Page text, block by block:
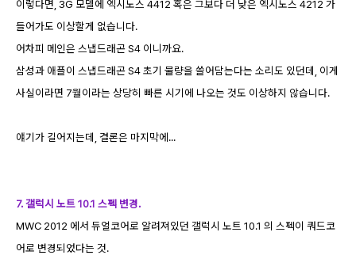
이렇다면, 3G 모델에 엑시노스 4412 혹은 그보다 더 낮은 엑시노스 4212 가
들어가도 이상할게 없습니다.
어차피 메인은 스냅드래곤 S4 이니까요.
삼성과 애플이 스냅드래곤 S4 초기 물량을 쓸어담는다는 소리도 있던데, 이게
사실이라면 7월이라는 상당히 빠른 시기에 나오는 것도 이상하지 않습니다.
얘기가 길어지는데, 결론은 마지막에...
7. 갤럭시 노트 10.1 스펙 변경.
MWC 2012 에서 듀얼코어로 알려져있던 갤럭시 노트 10.1 의 스펙이 쿼드코
어로 변경되었다는 것.